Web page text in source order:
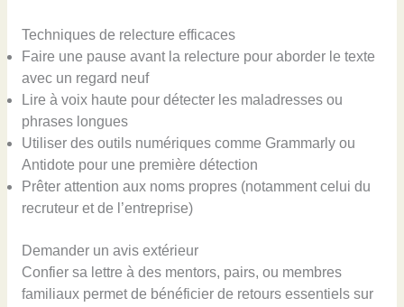
Techniques de relecture efficaces
Faire une pause avant la relecture pour aborder le texte
avec un regard neuf
Lire à voix haute pour détecter les maladresses ou
phrases longues
Utiliser des outils numériques comme Grammarly ou
Antidote pour une première détection
Prêter attention aux noms propres (notamment celui du
recruteur et de l’entreprise)
Demander un avis extérieur
Confier sa lettre à des mentors, pairs, ou membres
familiaux permet de bénéficier de retours essentiels sur